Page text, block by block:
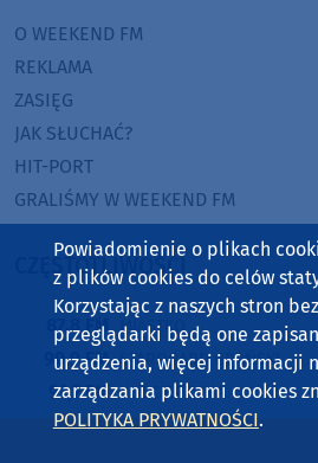
O WEEKEND FM
REKLAMA
ZASIĘG
JAK SŁUCHAĆ?
HIT-PORT
GRALIŚMY W WEEKEND FM
CZĘSTOTLIWOŚCI
87,8 FM MIASTKO
90,9 FM STAROGARD GDAŃSKI
91,7 FM KOŚCIERZYNA
92,6 FM SĘPÓLNO KRAJEŃSKIE
Powiadomienie o plikach
z plików cookies do celów
Korzystając z naszych stron
przeglądarki będą one
urządzenia, więcej informacji
zarządzania plikami cookies
POLITYKA PRYWATNOŚCI.